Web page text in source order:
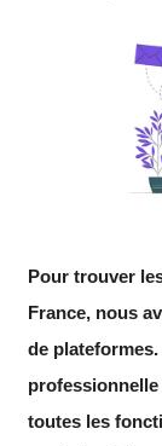
Pour trouver
France, nous
de
toutes les